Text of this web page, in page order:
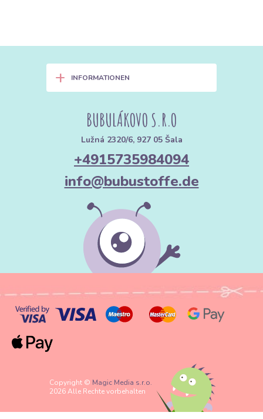
+ INFORMATIONEN
BUBULÁKOVO S.R.O
Lužná 2320/6, 927 05 Šala
+4915735984094
info@bubustoffe.de
Copyright © Magic Media s.r.o.
2026 Alle Rechte vorbehalten